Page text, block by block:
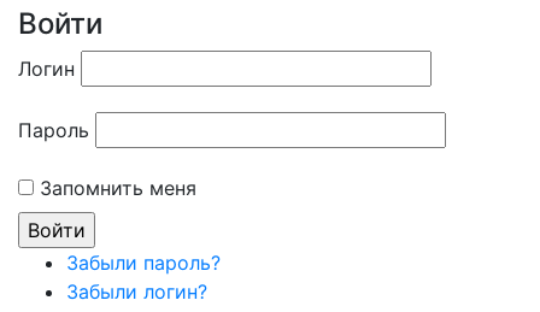
Войти
Логин
Пароль
Запомнить меня
Забыли пароль?
Забыли логин?